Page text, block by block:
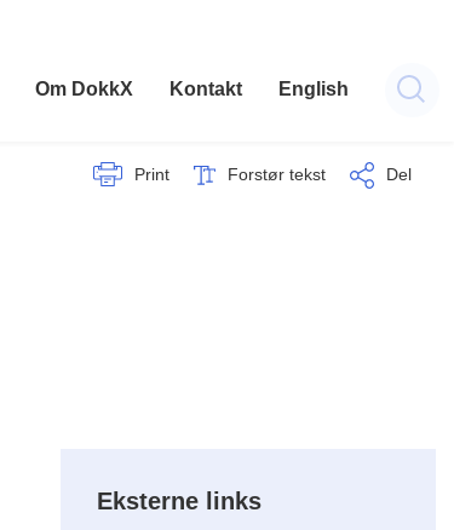
Om DokkX Kontakt English
Print Forstør tekst Del
Eksterne links